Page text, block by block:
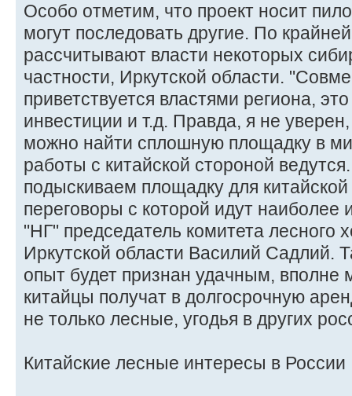
Особо отметим, что проект носит
могут последовать другие. По
рассчитывают власти некоторых
частности, Иркутской области.
приветствуется властями региона,
инвестиции и т.д. Правда, я не
можно найти сплошную площадку в
работы с китайской стороной
подыскиваем площадку для
переговоры с которой идут наиболее
"НГ" председатель комитета лесного
Иркутской области Василий Садлий.
опыт будет признан удачным, вполне
китайцы получат в долгосрочную
не только лесные, угодья в других
Китайские лесные интересы в России